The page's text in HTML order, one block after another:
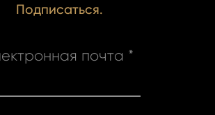
Подписаться.
почта *